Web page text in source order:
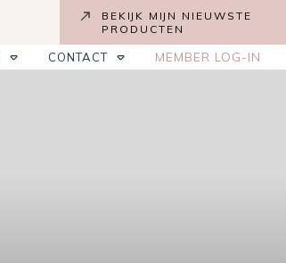
BEKIJK MIJN NIEUWSTE
PRODUCTEN
CONTACT MEMBER LOG-IN